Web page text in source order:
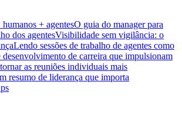
+ agentesO guia do manager para
dos agentesVisibilidade sem vigilância: o
Lendo sessões de trabalho de agentes como
desenvolvimento de carreira que impulsionam
as reuniões individuais mais
resumo de liderança que importa